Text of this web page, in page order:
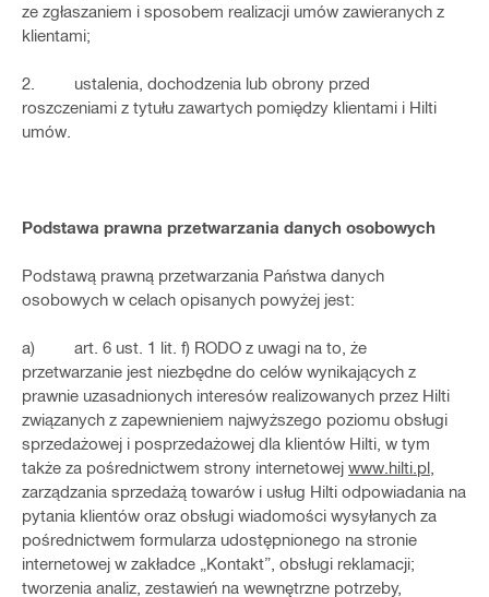
ze zgłaszaniem i sposobem realizacji umów zawieranych z
klientami;
2. ustalenia, dochodzenia lub obrony przed
roszczeniami z tytułu zawartych pomiędzy klientami i Hilti
umów.
Podstawa prawna przetwarzania danych osobowych
Podstawą prawną przetwarzania Państwa danych
osobowych w celach opisanych powyżej jest:
a) art. 6 ust. 1 lit. f) RODO z uwagi na to, że
przetwarzanie jest niezbędne do celów wynikających z
prawnie uzasadnionych interesów realizowanych przez Hilti
związanych z zapewnieniem najwyższego poziomu obsługi
sprzedażowej i posprzedażowej dla klientów Hilti, w tym
także za pośrednictwem strony internetowej www.hilti.pl,
zarządzania sprzedażą towarów i usług Hilti odpowiadania na
pytania klientów oraz obsługi wiadomości wysyłanych za
pośrednictwem formularza udostępnionego na stronie
internetowej w zakładce „Kontakt”, obsługi reklamacji;
tworzenia analiz, zestawień na wewnętrzne potrzeby,